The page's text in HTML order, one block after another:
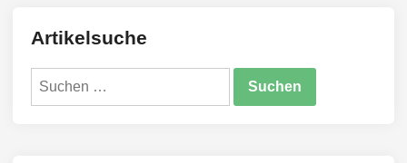
Artikelsuche
Suchen